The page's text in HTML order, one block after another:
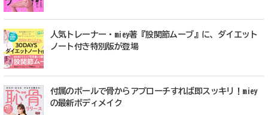
人気トレーナー・miey著『股関節ムーブ』に、ダイエット
ノート付き特別版が登場
付属のボールで骨からアプローチすれば即スッキリ！miey
の最新ボディメイク